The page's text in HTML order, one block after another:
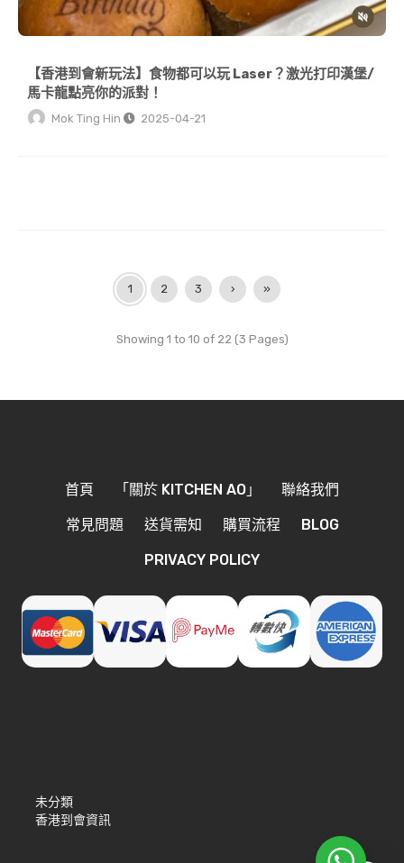
【香港到會新玩法】食物都可以玩 Laser？激光打印漢堡/
馬卡龍點亮你的派對！
Mok Ting Hin 2025-04-21
1 2 3 › »
Showing 1 to 10 of 22 (3 Pages)
首頁 「關於 KITCHEN AO」 聯絡我們
常見問題 送貨需知 購買流程 BLOG
PRIVACY POLICY
未分類
香港到會資訊